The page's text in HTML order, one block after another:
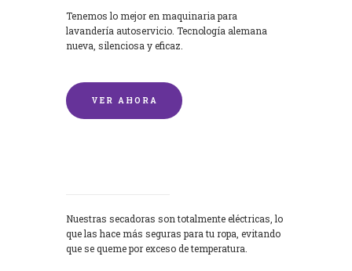
Tenemos lo mejor en maquinaria para
lavandería autoservicio. Tecnología alemana
nueva, silenciosa y eficaz.
VER AHORA
Nuestras secadoras son totalmente eléctricas, lo
que las hace más seguras para tu ropa, evitando
que se queme por exceso de temperatura.